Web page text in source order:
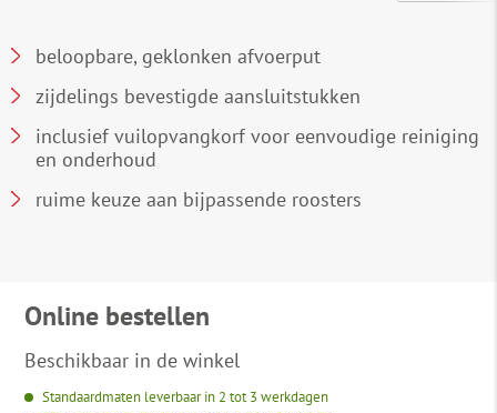
beloopbare, geklonken afvoerput
zijdelings bevestigde aansluitstukken
inclusief vuilopvangkorf voor eenvoudige reiniging
en onderhoud
ruime keuze aan bijpassende roosters
Online bestellen
Beschikbaar in de winkel
Standaardmaten leverbaar in 2 tot 3 werkdagen